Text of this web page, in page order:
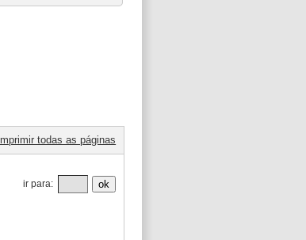
Imprimir todas as páginas
ir para: ok